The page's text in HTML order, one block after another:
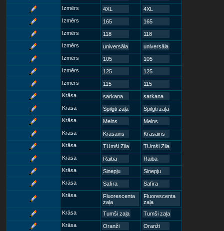
Izmērs
4XL
4XL
Izmērs
165
165
Izmērs
118
118
Izmērs
universāla
universāla
Izmērs
105
105
Izmērs
125
125
Izmērs
115
115
Krāsa
sarkana
sarkana
Krāsa
Spilgti zaļa
Spilgti zaļa
Krāsa
Melns
Melns
Krāsa
Krāsains
Krāsains
Krāsa
TUmši Zila
TUmši Zila
Krāsa
Raiba
Raiba
Krāsa
Sinepju
Sinepju
Krāsa
Safīra
Safīra
Krāsa
Fluorescenta
zaļa
Fluorescenta
zaļa
Krāsa
Tumši zaļa
Tumši zaļa
Krāsa
Oranži Oranži